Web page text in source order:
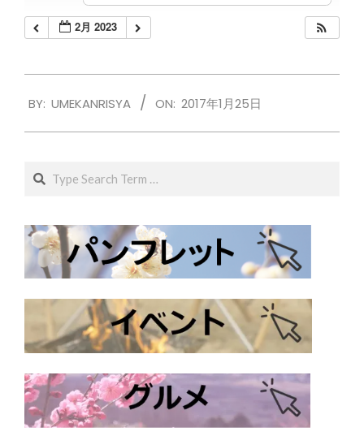
2月 2023
01-
BY: UMEKANRISYA ON: 2017年1月25日
Search